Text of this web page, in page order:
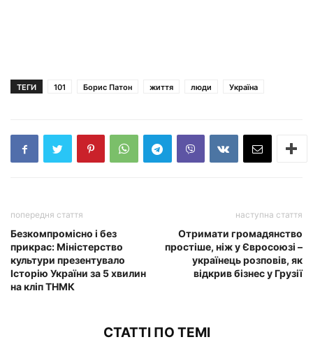
ТЕГИ 101 Борис Патон життя люди Україна
попередня стаття
Безкомпромісно і без
прикрас: Міністерство
культури презентувало
Історію України за 5 хвилин
на кліп ТНМК
наступна стаття
Отримати громадянство
простіше, ніж у Євросоюзі –
українець розповів, як
відкрив бізнес у Грузії
СТАТТІ ПО ТЕМІ